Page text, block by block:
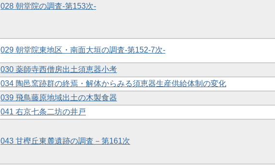
028 朝堂院の調査-第153次-
029 朝堂院東地区・南面大垣の調査-第152-7次-
030 薬師寺西僧房出土須恵器小考
034 陶邑窯跡群の終焉・解体からみる須恵器生産供給体制の変化
039 飛鳥藤原地域出土の木製食器
041 右京七条二坊の井戸
043 甘樫丘東麓遺跡の調査－第161次